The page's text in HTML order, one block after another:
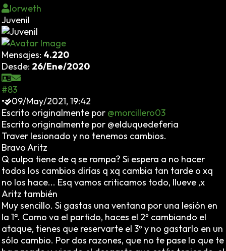
Iorweth
Juvenil
Mensajes: 4.220
Desde: 26/Ene/2020
#83
•
09/May/2021, 19:42
Escrito originalmente por @morcillero03
Escrito originalmente por @elduquedeferia
Traver lesionado y no tenemos cambios.
Bravo Aritz
Q culpa tiene de q se rompa? Si espera a no hacer
todos los cambios dirías q xq cambia tan tarde o xq
no los hace... Esq vamos criticamos todo, llueve ,x
Aritz también
Muy sencillo. Si gastas una ventana por una lesión en
la 1ª. Como va el partido, haces el 2º cambiando el
ataque, tienes que reservarte el 3º y no gastarlo en un
sólo cambio. Por dos razones, que no te pase lo que te